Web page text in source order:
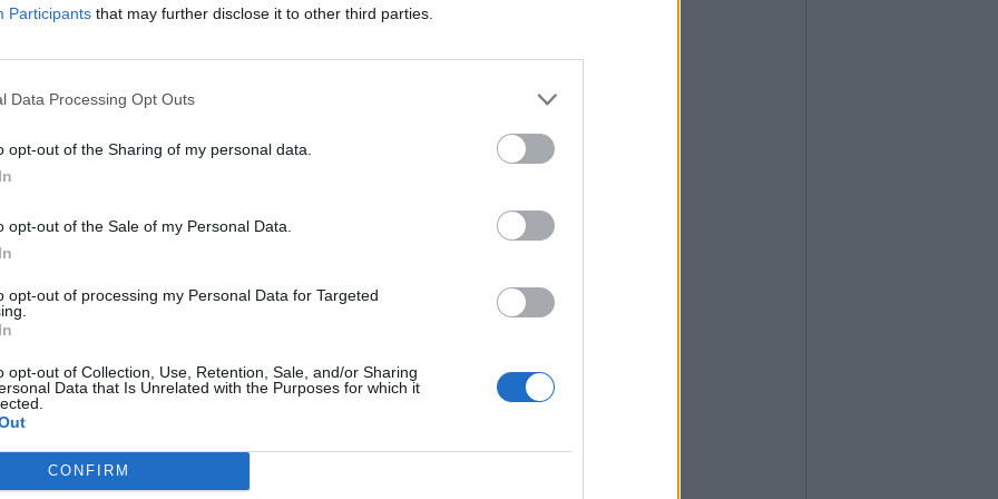
Participants that may further disclose it to other third parties.
Data Processing Opt Outs
opt-out of the Sharing of my personal data.
opt-out of the Sale of my Personal Data.
opt-out of processing my Personal Data for Targeted
opt-out of Collection, Use, Retention, Sale, and/or Sharing
Data that Is Unrelated with the Purposes for which it
CONFIRM
del Comune di San Giorgio su
Via Confalonieri, 5
di
a cuore l'informazione del nostro territorio e
prima linea per informarvi in modo puntuale.